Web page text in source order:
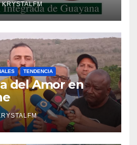
KRYSTALFM
TENDENCIA
del Amor en